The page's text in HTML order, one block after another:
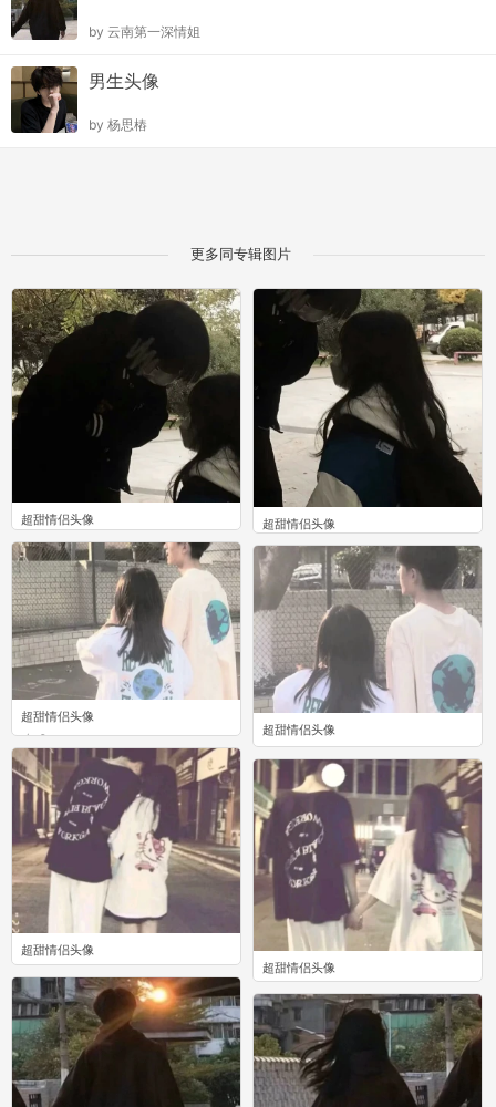
by 云南第一深情姐
男生头像
by 杨思樁
更多同专辑图片
超甜情侣头像
0
超甜情侣头像
0
超甜情侣头像
0
超甜情侣头像
0 超甜情侣头像
0
超甜情侣头像
0